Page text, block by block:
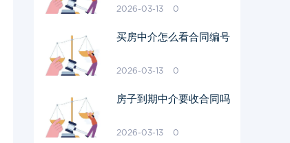
2026-03-13 0
买房中介怎么看合同编号
2026-03-13 0
房子到期中介要收合同吗
2026-03-13 0